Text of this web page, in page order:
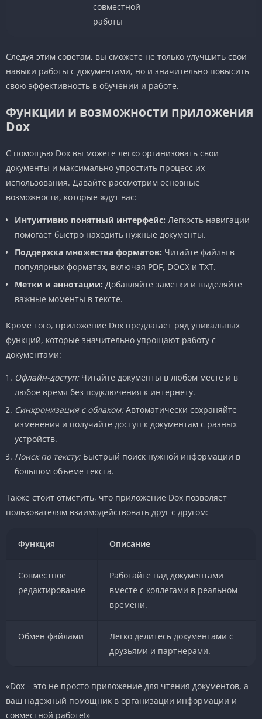
совместной
работы
Следуя этим советам, вы сможете не только улучшить свои
навыки работы с документами, но и значительно повысить
свою эффективность в обучении и работе.
Функции и возможности приложения
Dox
С помощью Dox вы можете легко организовать свои
документы и максимально упростить процесс их
использования. Давайте рассмотрим основные
возможности, которые ждут вас:
Интуитивно понятный интерфейс: Легкость навигации
помогает быстро находить нужные документы.
Поддержка множества форматов: Читайте файлы в
популярных форматах, включая PDF, DOCX и TXT.
Метки и аннотации: Добавляйте заметки и выделяйте
важные моменты в тексте.
Кроме того, приложение Dox предлагает ряд уникальных
функций, которые значительно упрощают работу с
документами:
Офлайн-доступ:Читайте документы в любом месте и в
любое время без подключения к интернету.
Синхронизация с облаком:Автоматически сохраняйте
изменения и получайте доступ к документам с разных
устройств.
Поиск по тексту:Быстрый поиск нужной информации в
большом объеме текста.
Также стоит отметить, что приложение Dox позволяет
пользователям взаимодействовать друг с другом:
Функция Описание
Совместное
редактирование
Работайте над документами
вместе с коллегами в реальном
времени.
Обмен файлами
Легко делитесь документами с
друзьями и партнерами.
«Dox – это не просто приложение для чтения документов, а
ваш надежный помощник в организации информации и
совместной работе!»